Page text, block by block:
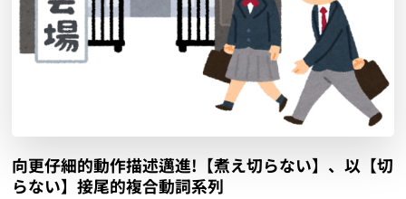
向更仔細的動作描述邁進!【煮え切らない】、以【切
らない】接尾的複合動詞系列